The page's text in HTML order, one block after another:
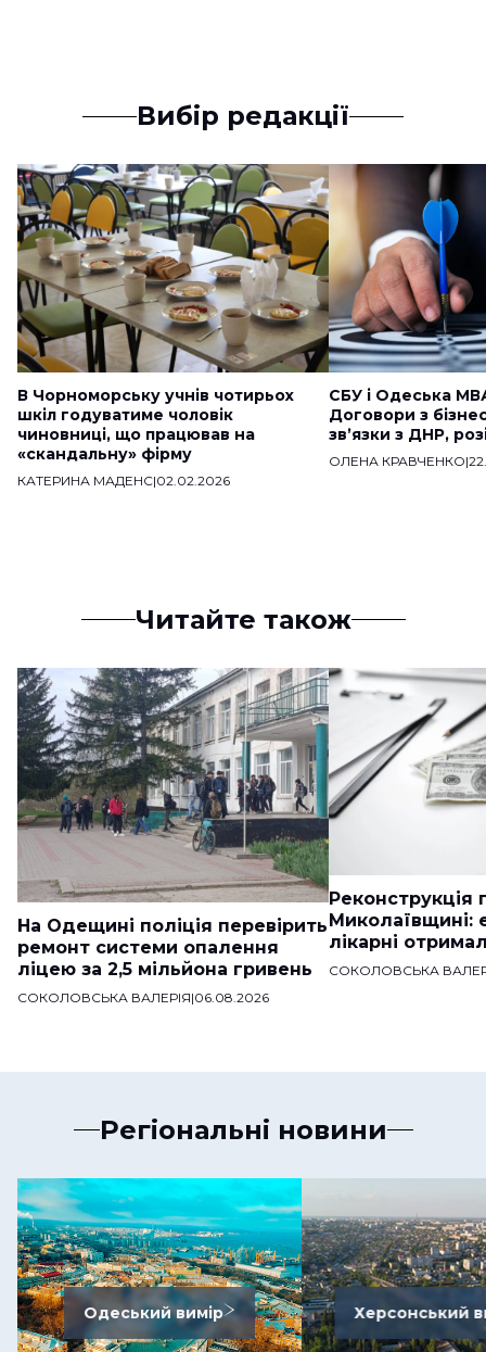
Вибір редакції
В Чорноморську учнів чотирьох
шкіл годуватиме чоловік
чиновниці, що працював на
«скандальну» фірму
КАТЕРИНА МАДЕНС|02.02.2026
СБУ і Одеська
Договори з
звʼязки з ДНР,
ОЛЕНА КРАВЧЕНКО|
Читайте також
На Одещині поліція перевірить
ремонт системи опалення
ліцею за 2,5 мільйона гривень
СОКОЛОВСЬКА ВАЛЕРІЯ|06.08.2026
Реконструкція
Миколаївщині:
лікарні
СОКОЛОВСЬКА
Регіональні новини
Одеський вимір Херсонський